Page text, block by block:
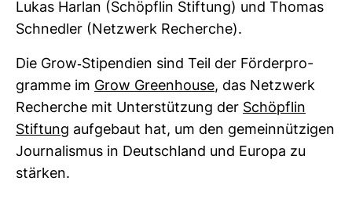
Lukas Harlan (Schöpflin Stif­tung) und Thomas
Schnedler (Netz­werk Recherche).
Die Grow-​Sti­pen­dien sind Teil der För­der­pro­
gramme im Grow Green­house, das Netz­werk
Recherche mit Unter­stüt­zung der Schöpflin
Stif­tung auf­ge­baut hat, um den gemein­nüt­zigen
Jour­na­lismus in Deutsch­land und Europa zu
stärken.